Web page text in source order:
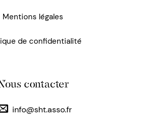
Mentions légales
de confidentialité
contacter
info@sht.asso.fr